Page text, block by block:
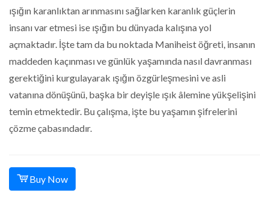
ışığın karanlıktan arınmasını sağlarken karanlık güçlerin
insanı var etmesi ise ışığın bu dünyada kalışına yol
açmaktadır. İşte tam da bu noktada Maniheist öğreti, insanın
maddeden kaçınması ve günlük yaşamında nasıl davranması
gerektiğini kurgulayarak ışığın özgürleşmesini ve asli
vatanına dönüşünü, başka bir deyişle ışık âlemine yükşelişini
temin etmektedir. Bu çalışma, işte bu yaşamın şifrelerini
çözme çabasındadır.
Buy Now